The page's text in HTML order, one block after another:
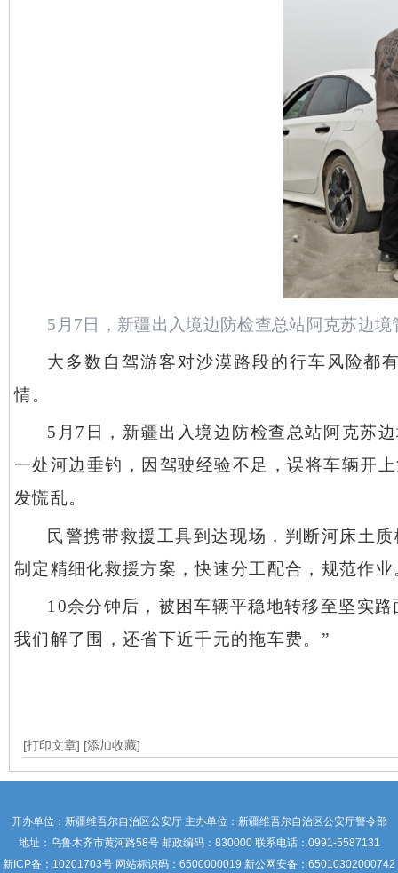
5月7日，新疆出入境边防检查总站阿克苏边
大多数自驾游客对沙漠路段的行车风险都
情。
5月7日，新疆出入境边防检查总站阿克苏
一处河边垂钓，因驾驶经验不足，误将车辆开
发慌乱。
民警携带救援工具到达现场，判断河床土
制定精细化救援方案，快速分工配合，规范作业
10余分钟后，被困车辆平稳地转移至坚实
我们解了围，还省下近千元的拖车费。”
[打印文章] [添加收藏]
开办单位：新疆维吾尔自治区公安厅 主办单位：新疆维吾尔自治区公安厅警令部
地址：乌鲁木齐市黄河路58号 邮政编码：830000 联系电话：0991-5587131
新ICP备： 10201703号 网站标识码：6500000019 新公网安备：65010302000742